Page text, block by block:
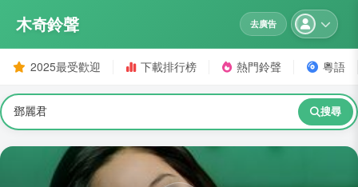
木奇鈴聲 去廣告
2025最受歡迎 下載排行榜 熱門鈴聲 粵語
搜尋